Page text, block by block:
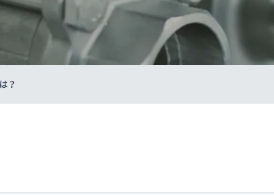
？